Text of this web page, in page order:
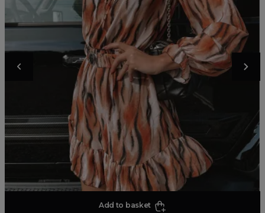
Add to basket